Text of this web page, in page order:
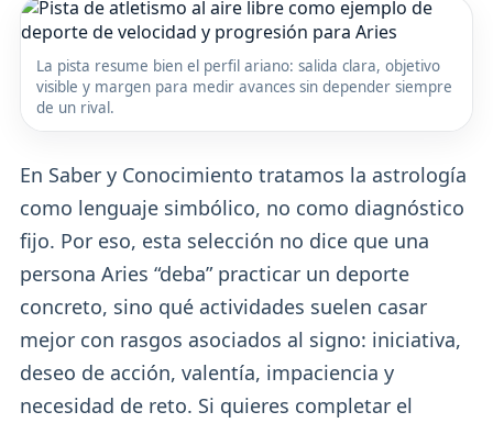
La pista resume bien el perfil ariano: salida clara, objetivo
visible y margen para medir avances sin depender siempre
de un rival.
En Saber y Conocimiento tratamos la astrología
como lenguaje simbólico, no como diagnóstico
fijo. Por eso, esta selección no dice que una
persona Aries “deba” practicar un deporte
concreto, sino qué actividades suelen casar
mejor con rasgos asociados al signo: iniciativa,
deseo de acción, valentía, impaciencia y
necesidad de reto. Si quieres completar el